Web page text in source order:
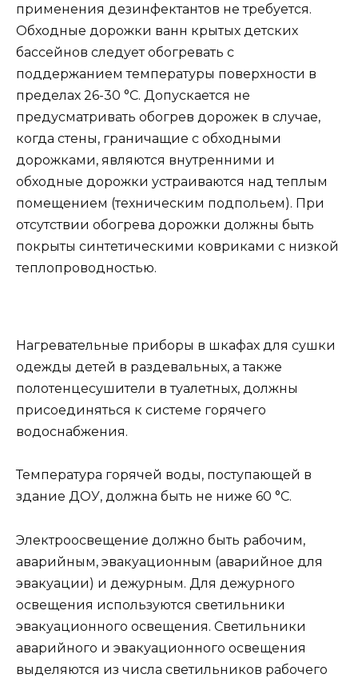
применения дезинфектантов не требуется.
Обходные дорожки ванн крытых детских
бассейнов следует обогревать с
поддержанием температуры поверхности в
пределах 26-30 °С. Допускается не
предусматривать обогрев дорожек в случае,
когда стены, граничащие с обходными
дорожками, являются внутренними и
обходные дорожки устраиваются над теплым
помещением (техническим подпольем). При
отсутствии обогрева дорожки должны быть
покрыты синтетическими ковриками с низкой
теплопроводностью.
Нагревательные приборы в шкафах для сушки
одежды детей в раздевальных, а также
полотенцесушители в туалетных, должны
присоединяться к системе горячего
водоснабжения.
Температура горячей воды, поступающей в
здание ДОУ, должна быть не ниже 60 °С.
Электроосвещение должно быть рабочим,
аварийным, эвакуационным (аварийное для
эвакуации) и дежурным. Для дежурного
освещения используются светильники
эвакуационного освещения. Светильники
аварийного и эвакуационного освещения
выделяются из числа светильников рабочего